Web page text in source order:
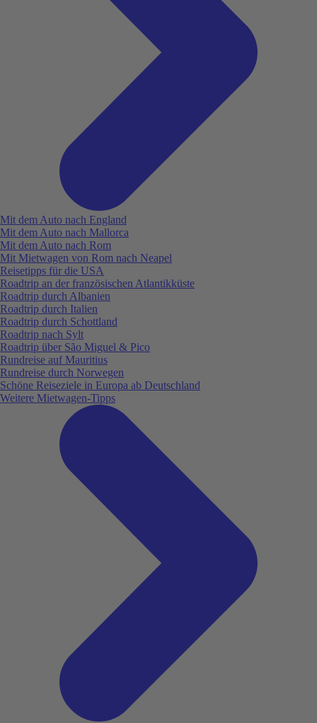
Mit dem Auto nach England
Mit dem Auto nach Mallorca
Mit dem Auto nach Rom
Mit Mietwagen von Rom nach Neapel
Reisetipps für die USA
Roadtrip an der französischen Atlantikküste
Roadtrip durch Albanien
Roadtrip durch Italien
Roadtrip durch Schottland
Roadtrip nach Sylt
Roadtrip über São Miguel & Pico
Rundreise auf Mauritius
Rundreise durch Norwegen
Schöne Reiseziele in Europa ab Deutschland
Weitere Mietwagen-Tipps